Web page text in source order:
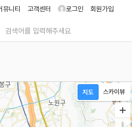
뮤니티 고객센터 로그인 회원가입